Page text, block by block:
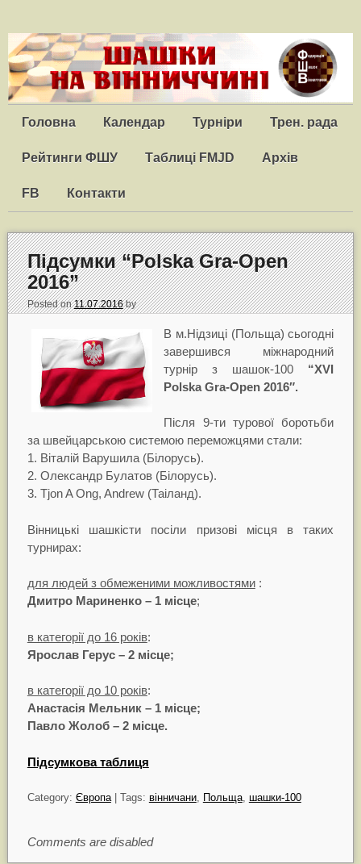
Головна Календар Турніри Трен. рада
Рейтинги ФШУ Таблиці FMJD Архів
FB Контакти
Підсумки “Polska Gra-Open
2016”
Posted on11.07.2016 by
В м.Нідзиці (Польща) сьогодні
завершився міжнародний
турнір з шашок-100 “XVІ
Polska Gra-Open 2016″.
Після 9-ти турової боротьби
за швейцарською системою переможцями стали:
1. Віталій Варушила (Білорусь).
2. Олександр Булатов (Білорусь).
3. Tjon A Ong, Andrew (Таіланд).
Вінницькі шашкісти посіли призові місця в таких
турнирах:
для людей з обмеженими можливостями:
Дмитро Мариненко – 1 місце;
в категорії до 16 років:
Ярослав Герус – 2 місце;
в категорії до 10 років:
Анастасія Мельник – 1 місце;
Павло Жолоб – 2 місце.
Підсумкова таблиця
Category: Європа| Tags: вінничани, Польща, шашки-100
Comments are disabled